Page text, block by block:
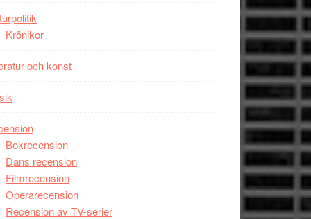
Krönikor
och konst
Bokrecension
Dans recension
Filmrecension
Operarecension
Recension av TV-serier